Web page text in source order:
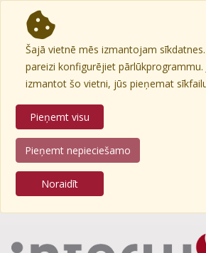
Šajā vietnē mēs izmantojam
pareizi konfigurējiet pārlūkprogrammu.
izmantot šo vietni, jūs pieņemat
Pieņemt visu
Pieņemt nepieciešamo
Noraidīt